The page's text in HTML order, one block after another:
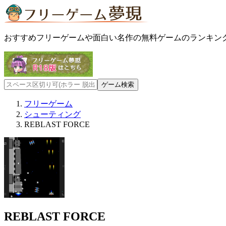
おすすめフリーゲームや面白い名作の無料ゲームのランキン
フリーゲーム
シューティング
REBLAST FORCE
REBLAST FORCE